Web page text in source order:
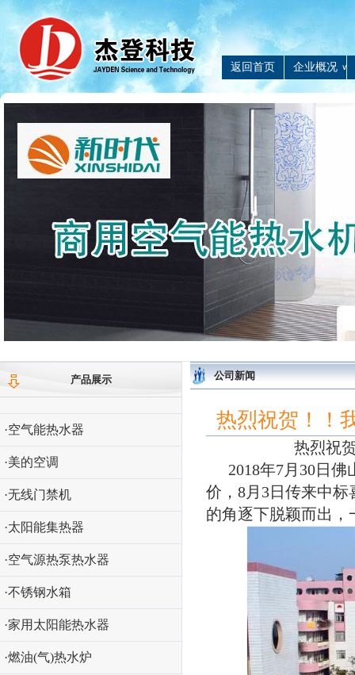
返回首页 企业概况 ∨
产品展示
·空气能热水器
·美的空调
·无线门禁机
·太阳能集热器
·空气源热泵热水器
·不锈钢水箱
·家用太阳能热水器
·燃油(气)热水炉
公司新闻
热烈祝贺！！
热烈祝
2018年7月 30日佛
价，8月3日传来中
的角逐下脱颖而出，